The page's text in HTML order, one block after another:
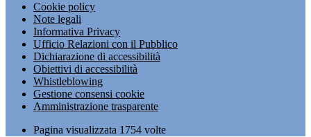
Cookie policy
Note legali
Informativa Privacy
Ufficio Relazioni con il Pubblico
Dichiarazione di accessibilità
Obiettivi di accessibilità
Whistleblowing
Gestione consensi cookie
Amministrazione trasparente
Pagina visualizzata 1754 volte